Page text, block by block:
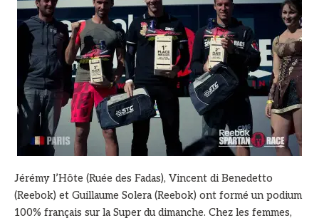
Jérémy l’Hôte (Ruée des Fadas), Vincent di Benedetto
(Reebok) et Guillaume Solera (Reebok) ont formé un podium
100% français sur la Super du dimanche. Chez les femmes,